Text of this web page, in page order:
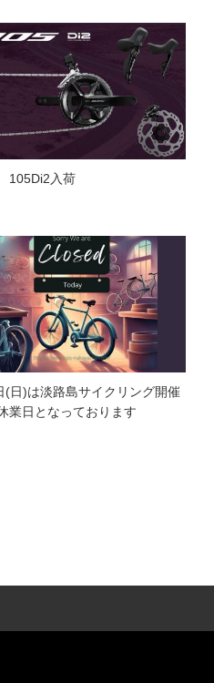
105Di2入荷
(日)は淡路島サイクリング開催
業日となっております